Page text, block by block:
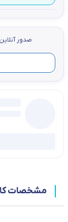
صدور
مشخصات